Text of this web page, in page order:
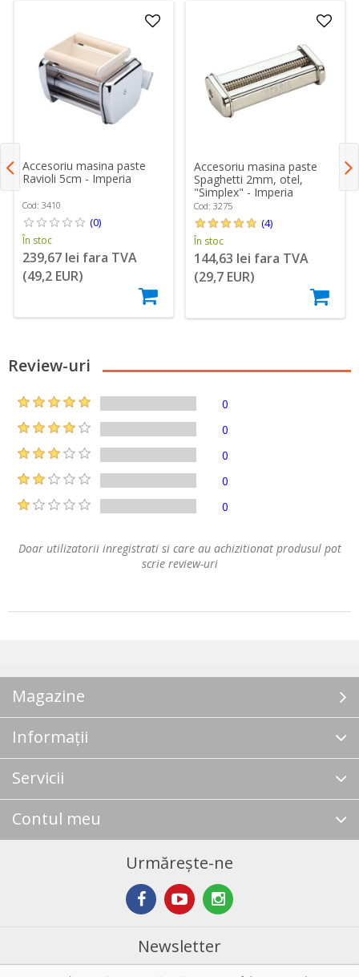
Accesoriu masina paste
Ravioli 5cm - Imperia
Cod: 3410
(0)
În stoc
239,67 lei fara TVA
(49,2 EUR)
Accesoriu masina paste
Spaghetti 2mm, otel,
"Simplex" - Imperia
Cod: 3275
(4)
În stoc
144,63 lei fara TVA
(29,7 EUR)
Review-uri
0
0
0
0
0
Doar utilizatorii inregistrati si care au achizitionat produsul pot
scrie review-uri
Magazine
Informații
Servicii
Contul meu
Urmărește-ne
Newsletter